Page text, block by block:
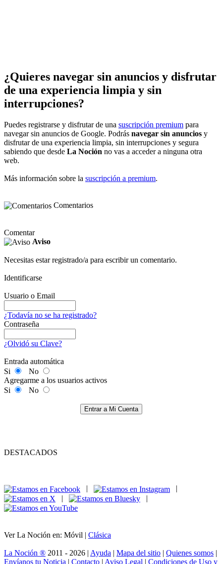
¿Quieres navegar sin anuncios y disfrutar
de una experiencia limpia y sin
interrupciones?
Puedes registrarse y disfrutar de una suscripción premium para
navegar sin anuncios de Google. Podrás navegar sin anuncios y
disfrutar de una experiencia limpia, sin interrupciones y segura
sabiendo que desde La Noción no vas a acceder a ninguna otra
web.
Más información sobre la suscripción a premium.
Comentarios
Comentar
Aviso
Necesitas estar registrado/a para escribir un comentario.
Identificarse
Usuario o Email
¿Todavía no se ha registrado?
Contraseña
¿Olvidó su Clave?
Entrada automática
Si
No
Agregarme a los usuarios activos
Si
No
Entrar a Mi Cuenta
DESTACADOS
|
|
Ver La Noción en: Móvil | Clásica
La Noción ® 2011 - 2026 | Ayuda | Mapa del sitio | Quienes somos |
Envíanos tu Noticia | Contacto | Aviso Legal | Condiciones de Uso y